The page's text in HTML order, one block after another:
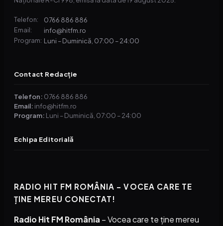
Telefon: 0766 886 886
Email: info@hitfm.ro
Program: Luni – Duminică, 07:00 – 24:00
Contact Redacție
Telefon: 0766 886 886
Email: info@hitfm.ro
Program: Luni – Duminică, 07:00 – 24:00
Echipa Editorială
RADIO HIT FM ROMÂNIA – VOCEA CARE TE
ȚINE MEREU CONECTAT!
Radio Hit FM România – Vocea care te ține mereu